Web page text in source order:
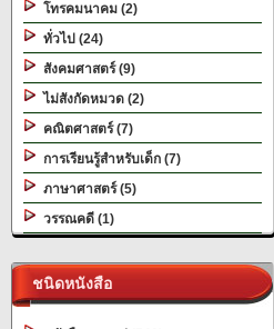
โทรคมนาคม (2)
ทั่วไป (24)
สังคมศาสตร์ (9)
ไม่สังกัดหมวด (2)
คณิตศาสตร์ (7)
การเรียนรู้สำหรับเด็ก (7)
ภาษาศาสตร์ (5)
วรรณคดี (1)
ชนิดหนังสือ